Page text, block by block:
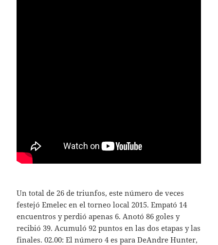
Un total de 26 de triunfos, este número de veces
festejó Emelec en el torneo local 2015. Empató 14
encuentros y perdió apenas 6. Anotó 86 goles y
recibió 39. Acumuló 92 puntos en las dos etapas y las
finales. 02.00: El número 4 es para DeAndre Hunter,